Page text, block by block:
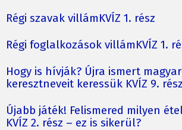
Régi szavak villámKVÍZ 1. rész
Régi foglalkozások villámKVÍZ 1.
Hogy is hívják? Újra ismert
keresztneveit keressük KVÍZ 9. rész
Újabb játék! Felismered milyen
KVÍZ 2. rész – ez is sikerül?